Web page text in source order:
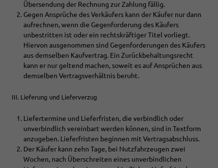
Übersendung der Rechnung zur Zahlung fällig.
Gegen Ansprüche des Verkäufers kann der Käufer nur dann
aufrechnen, wenn die Gegenforderung des Käufers
unbestritten ist oder ein rechtskräftiger Titel vorliegt.
Hiervon ausgenommen sind Gegenforderungen des Käufers
aus demselben Kaufvertrag. Ein Zurückbehaltungsrecht
kann er nur geltend machen, soweit es auf Ansprüchen aus
demselben Vertragsverhältnis beruht.
III. Lieferung und Lieferverzug
Liefertermine und Lieferfristen, die verbindlich oder
unverbindlich vereinbart werden können, sind in Textform
anzugeben. Lieferfristen beginnen mit Vertragsabschluss.
Der Käufer kann zehn Tage, bei Nutzfahrzeugen zwei
Wochen, nach Überschreiten eines unverbindlichen